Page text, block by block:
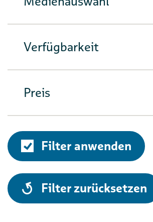
Verfügbarkeit
Preis
Filter anwenden
alle
Filter zurücksetzen